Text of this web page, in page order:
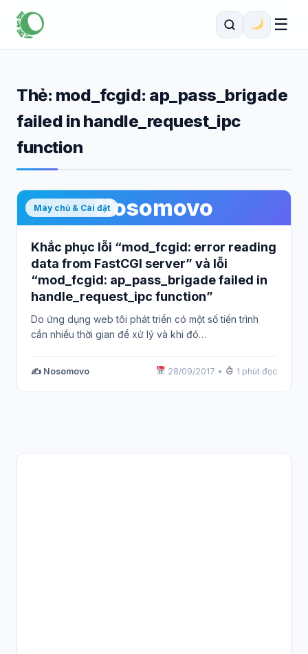
☰
Thẻ: mod_fcgid: ap_pass_brigade
failed in handle_request_ipc
function
Nosomovo
Máy chủ & Cài đặt
Khắc phục lỗi “mod_fcgid: error reading
data from FastCGI server” và lỗi
“mod_fcgid: ap_pass_brigade failed in
handle_request_ipc function”
Do ứng dụng web tôi phát triển có một số tiến trình
cần nhiều thời gian để xử lý và khi đó…
✍️ Nosomovo 28/09/2017 • 1 phút đọc